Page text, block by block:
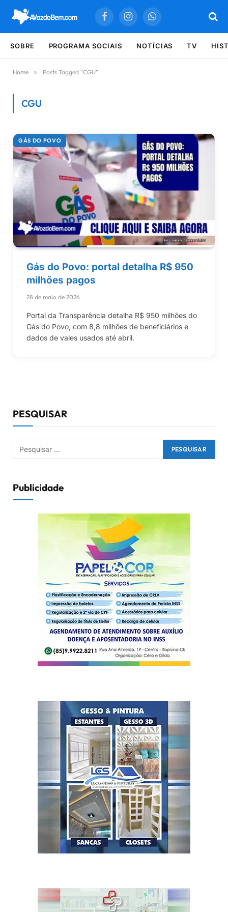
FacebookInstagramWhatsApp
SOBRE PROGRAMA SOCIAIS NOTÍCIAS TV
Home » Posts Tagged "CGU"
CGU
Últimas notícias sobre CGU
GÁS DO POVO
Gás do Povo: portal detalha R$ 950
milhões pagos
28 de maio de 2026
Portal da Transparência detalha R$ 950 milhões do
Gás do Povo, com 8,8 milhões de beneficiários e
dados de vales usados até abril.
PESQUISAR
Publicidade